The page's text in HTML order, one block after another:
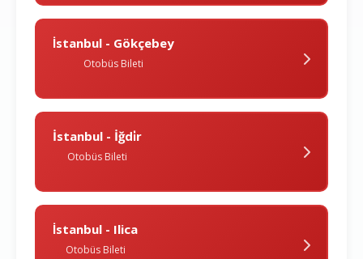
İstanbul - Gökçebey
Otobüs Bileti
İstanbul - İğdi̇r
Otobüs Bileti
İstanbul - Ilica
Otobüs Bileti